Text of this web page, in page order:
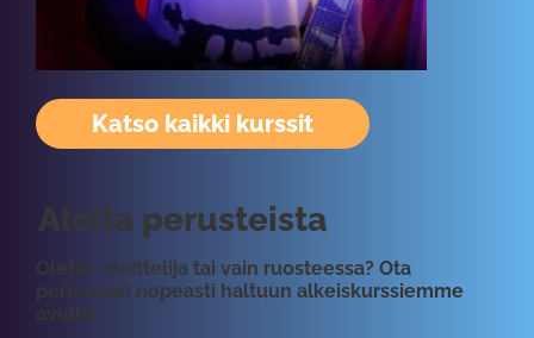
Katso kaikki kurssit
Oletko aloittelija tai vain ruosteessa? Ota
perusasiat nopeasti haltuun alkeiskurssiemme
avulla!
Aloita perusteista